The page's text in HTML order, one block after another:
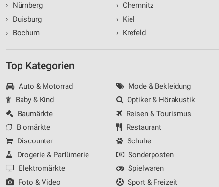
›
Nürnberg
›
Duisburg
›
Bochum
› Chemnitz
› Kiel
› Krefeld
Top Kategorien
Auto & Motorrad
Baby & Kind
Baumärkte
Biomärkte
Discounter
Drogerie & Parfümerie
Elektromärkte
Foto & Video
Mode & Bekleidung
Optiker & Hörakustik
Reisen & Tourismus
Restaurant
Schuhe
Sonderposten
Spielwaren
Sport & Freizeit